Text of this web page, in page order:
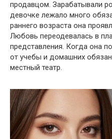
продавцом. Зарабатывали
девочке лежало много
раннего возраста она
Любовь переодевалась в
представления. Когда она
от учебы и домашних
местный театр.